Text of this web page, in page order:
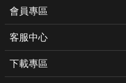
會員專區
客服中心
下載專區